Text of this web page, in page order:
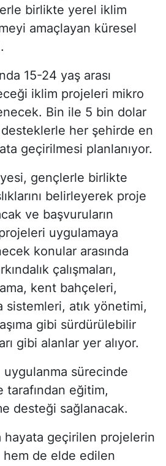
birlikte yerel iklim
amaçlayan küresel
15-24 yaş arası
iklim projeleri mikro
Bin ile 5 bin dolar
desteklerle her şehirde en
geçirilmesi planlanıyor.
gençlerle birlikte
belirleyerek proje
ve başvuruların
uygulamaya
konular arasında
çalışmaları,
kent bahçeleri,
sistemleri, atık yönetimi,
gibi sürdürülebilir
gibi alanlar yer alıyor.
sürecinde
eğitim,
desteği sağlanacak.
hayata geçirilen projelerin
de elde edilen